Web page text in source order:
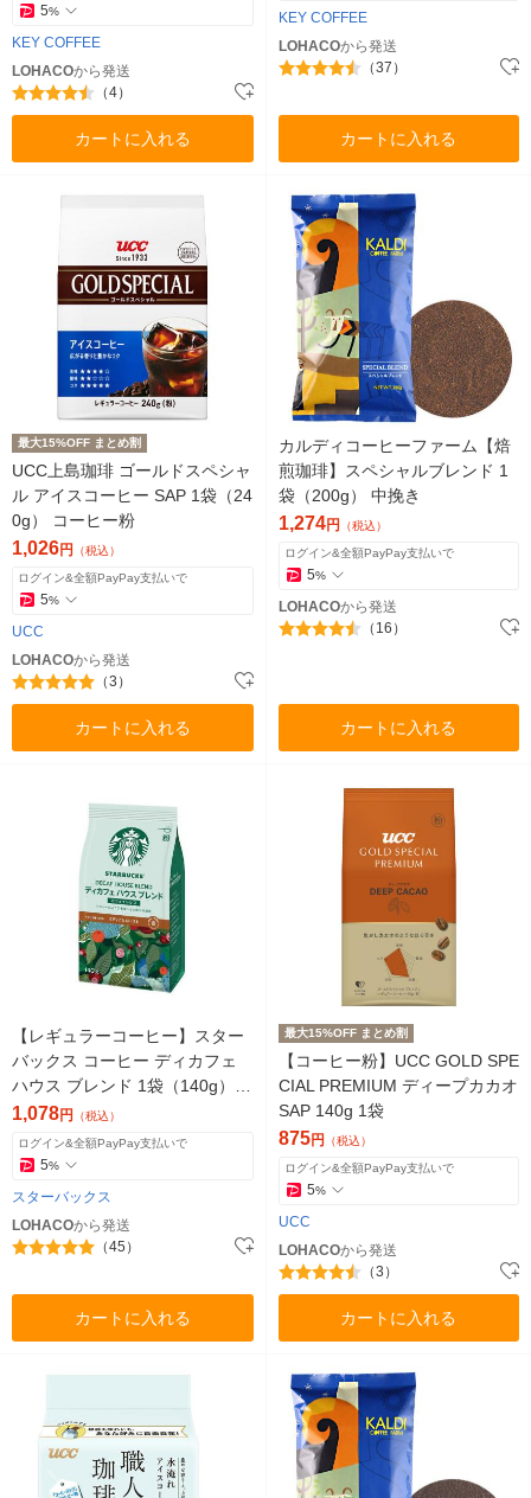
5%
KEY COFFEE
LOHACOから発送
（4）
カートに入れる
KEY COFFEE
LOHACOから発送
（37）
カートに入れる
最大15%OFF まとめ割
UCC上島珈琲 ゴールドスペシャ
ル アイスコーヒー SAP 1袋（24
0g） コーヒー粉
1,026円 （税込）
ログイン&全額PayPay支払いで
5%
UCC
LOHACOから発送
（3）
カートに入れる
カルディコーヒーファーム【焙
煎珈琲】スペシャルブレンド 1
袋（200g） 中挽き
1,274円 （税込）
ログイン&全額PayPay支払いで
5%
LOHACOから発送
（16）
カートに入れる
【レギュラーコーヒー】スター
バックス コーヒー ディカフェ
ハウス ブレンド 1袋（140g）
ネスレ日本
1,078円 （税込）
ログイン&全額PayPay支払いで
5%
スターバックス
LOHACOから発送
（45）
カートに入れる
最大15%OFF まとめ割
【コーヒー粉】UCC GOLD SPE
CIAL PREMIUM ディープカカオ
SAP 140g 1袋
875円 （税込）
ログイン&全額PayPay支払いで
5%
UCC
LOHACOから発送
（3）
カートに入れる